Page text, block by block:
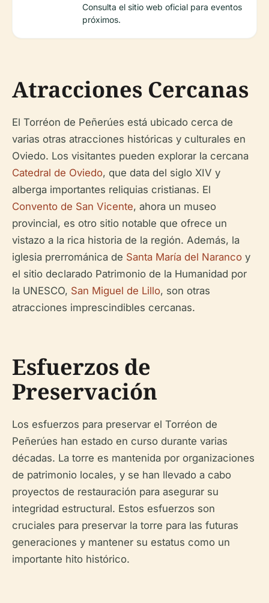
Consulta el sitio web oficial para eventos
próximos.
Atracciones Cercanas
El Torréon de Peñerúes está ubicado cerca de
varias otras atracciones históricas y culturales en
Oviedo. Los visitantes pueden explorar la cercana
Catedral de Oviedo, que data del siglo XIV y
alberga importantes reliquias cristianas. El
Convento de San Vicente, ahora un museo
provincial, es otro sitio notable que ofrece un
vistazo a la rica historia de la región. Además, la
iglesia prerrománica de Santa María del Naranco y
el sitio declarado Patrimonio de la Humanidad por
la UNESCO, San Miguel de Lillo, son otras
atracciones imprescindibles cercanas.
Esfuerzos de
Preservación
Los esfuerzos para preservar el Torréon de
Peñerúes han estado en curso durante varias
décadas. La torre es mantenida por organizaciones
de patrimonio locales, y se han llevado a cabo
proyectos de restauración para asegurar su
integridad estructural. Estos esfuerzos son
cruciales para preservar la torre para las futuras
generaciones y mantener su estatus como un
importante hito histórico.